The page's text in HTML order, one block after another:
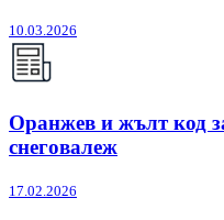
10.03.2026
Оранжев и жълт код
снеговалеж
17.02.2026